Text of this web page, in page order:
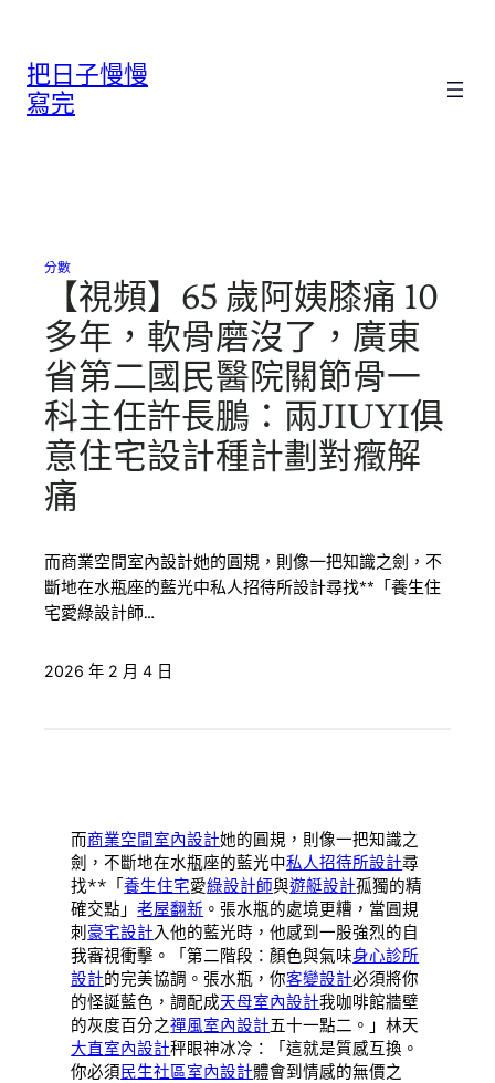
把日子慢慢
寫完
分數
【視頻】65 歲阿姨膝痛 10
多年，軟骨磨沒了，廣東
省第二國民醫院關節骨一
科主任許長鵬：兩JIUYI俱
意住宅設計種計劃對癥解
痛
而商業空間室內設計她的圓規，則像一把知識之劍，不
斷地在水瓶座的藍光中私人招待所設計尋找**「養生住
宅愛綠設計師…
2026 年 2 月 4 日
而商業空間室內設計她的圓規，則像一把知識之
劍，不斷地在水瓶座的藍光中私人招待所設計尋
找**「養生住宅愛綠設計師與遊艇設計孤獨的精
確交點」老屋翻新 。張水瓶的處境更糟，當圓規
刺豪宅設計入他的藍光時，他感到一股強烈的自
我審視衝擊。「第二階段：顏色與氣味身心診所
設計的完美協調。張水瓶，你客變設計必須將你
的怪誕藍色，調配成天母室內設計我咖啡館牆壁
的灰度百分之禪風室內設計五十一點二。」林天
大直室內設計秤眼神冰冷：「這就是質感互換。
你必須民生社區室內設計體會到情感的無價之